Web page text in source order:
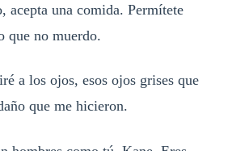
una comida. Permítete
que no muerdo.
a los ojos, esos ojos grises que
que me hicieron.